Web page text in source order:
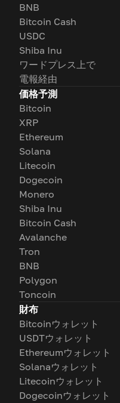
BNB
Bitcoin Cash
USDC
Shiba Inu
ワードプレス上で
電報経由
価格予測
Bitcoin
XRP
Ethereum
Solana
Litecoin
Dogecoin
Monero
Shiba Inu
Bitcoin Cash
Avalanche
Tron
BNB
Polygon
Toncoin
財布
Bitcoinウォレット
USDTウォレット
Ethereumウォレット
Solanaウォレット
Litecoinウォレット
Dogecoinウォレット